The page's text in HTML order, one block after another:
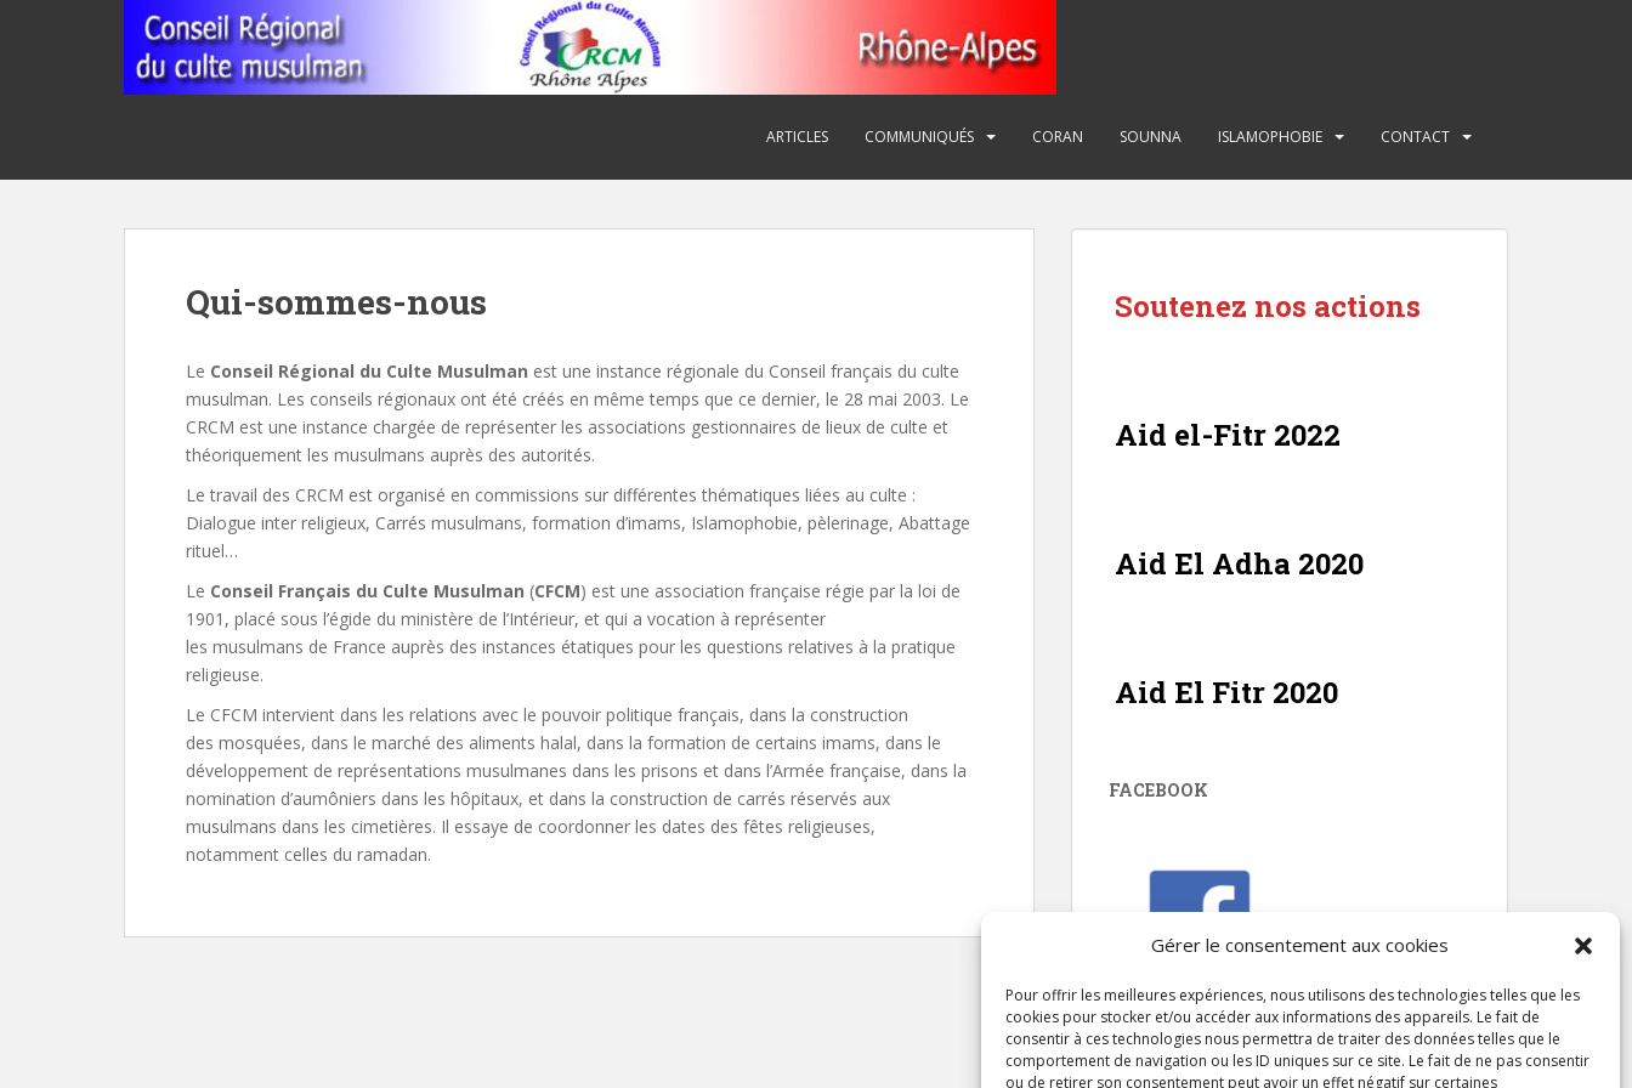
Gérer le consentement aux cookies
Pour offrir les meilleures expériences, nous utilisons des technologies telles que les
cookies pour stocker et/ou accéder aux informations des appareils. Le fait de
consentir à ces technologies nous permettra de traiter des données telles que le
comportement de navigation ou les ID uniques sur ce site. Le fait de ne pas consentir
ou de retirer son consentement peut avoir un effet négatif sur certaines
m
ARTICLES COMMUNIQUÉS CORAN SOUNNA ISLAMOPHOBIE CONTACT
Qui-sommes-nous
Le Conseil Régional du Culte Musulman est une instance régionale du Conseil français du culte
musulman. Les conseils régionaux ont été créés en même temps que ce dernier, le 28 mai 2003. Le
CRCM est une instance chargée de représenter les associations gestionnaires de lieux de culte et
théoriquement les musulmans auprès des autorités.
Le travail des CRCM est organisé en commissions sur différentes thématiques liées au culte :
Dialogue inter religieux, Carrés musulmans, formation d’imams, Islamophobie, pèlerinage, Abattage
rituel…
Le Conseil Français du Culte Musulman (CFCM) est une association française régie par la loi de
1901, placé sous l’égide du ministère de l’Intérieur, et qui a vocation à représenter
les musulmans de France auprès des instances étatiques pour les questions relatives à la pratique
religieuse.
Le CFCM intervient dans les relations avec le pouvoir politique français, dans la construction
des mosquées, dans le marché des aliments halal, dans la formation de certains imams, dans le
développement de représentations musulmanes dans les prisons et dans l’Armée française, dans la
nomination d’aumôniers dans les hôpitaux, et dans la construction de carrés réservés aux
musulmans dans les cimetières. Il essaye de coordonner les dates des fêtes religieuses,
notamment celles du ramadan.
Soutenez nos actions
Aid el-Fitr 2022
Aid El Adha 2020
Aid El Fitr 2020
FACEBOOK